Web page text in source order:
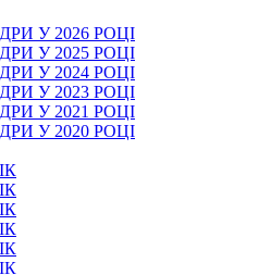
У 2026 РОЦІ
У 2025 РОЦІ
У 2024 РОЦІ
У 2023 РОЦІ
У 2021 РОЦІ
У 2020 РОЦІ